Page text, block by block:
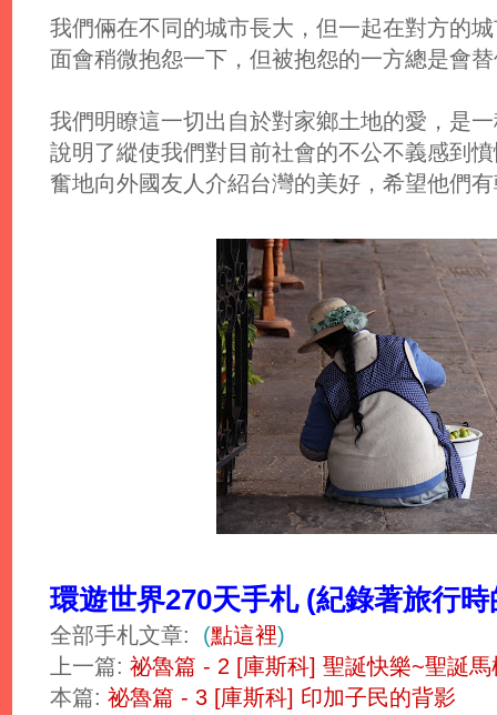
我們倆在不同的城市長大，但一起在對方的
面會稍微抱怨一下，但被抱怨的一方總是會
我們明瞭這一切出自於對家鄉土地的愛，是
說明了縱使我們對目前社會的不公不義感到
奮地向外國友人介紹台灣的美好，希望他們
環遊世界270天手札 (紀錄著旅行
全部手札文章: (點這裡)
上一篇: 祕魯篇 - 2 [庫斯科] 聖誕快樂~聖誕
本篇: 祕魯篇 - 3 [庫斯科] 印加子民的背影